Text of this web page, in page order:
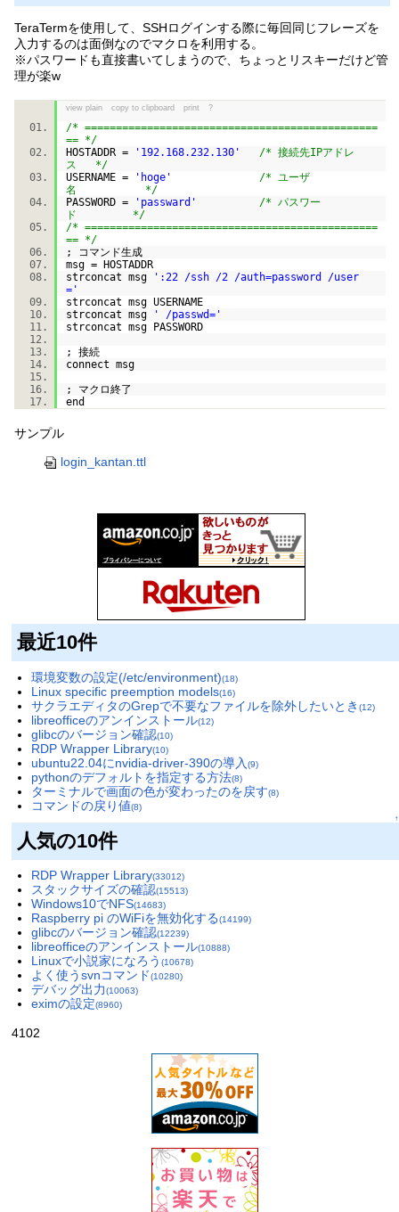
TeraTermを使用して、SSHログインする際に毎回同じフレーズを
入力するのは面倒なのでマクロを利用する。
※パスワードも直接書いてしまうので、ちょっとリスキーだけど管
理が楽w
view plain copy to clipboard print ?
/* ===============================================
== */
HOSTADDR =
'192.168.232.130'
/* 接続先IPアドレ
ス */
USERNAME =
'hoge'
/* ユーザ
名 */
PASSWORD =
'passward'
/* パスワー
ド */
/* ===============================================
== */
; コマンド生成
msg = HOSTADDR
strconcat msg
':22 /ssh /2 /auth=password /user
='
strconcat msg USERNAME
strconcat msg
' /passwd='
strconcat msg PASSWORD
; 接続
connect msg
; マクロ終了
end
サンプル
login_kantan.ttl
最近10件
環境変数の設定(/etc/environment)(18)
Linux specific preemption models(16)
サクラエディタのGrepで不要なファイルを除外したいとき (12)
libreofficeのアンインストール(12)
glibcのバージョン確認(10)
RDP Wrapper Library(10)
ubuntu22.04にnvidia-driver-390の導入 (9)
pythonのデフォルトを指定する方法(8)
ターミナルで画面の色が変わったのを戻す(8)
コマンドの戻り値(8)
↑
人気の10件
RDP Wrapper Library(33012)
スタックサイズの確認(15513)
Windows10でNFS(14683)
Raspberry pi のWiFiを無効化する(14199)
glibcのバージョン確認(12239)
libreofficeのアンインストール(10888)
Linuxで小説家になろう (10678)
よく使うsvnコマンド(10280)
デバッグ出力(10063)
eximの設定(8960)
4102